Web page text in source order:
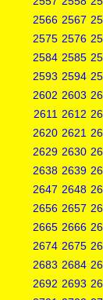
2566 2567
2575 2576
2584 2585
2593 2594
2602 2603
2611 2612
2620 2621
2629 2630
2638 2639
2647 2648
2656 2657
2665 2666
2674 2675
2683 2684
2692 2693